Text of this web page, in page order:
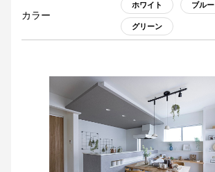
カラー
ホワイト ブルー
グリーン